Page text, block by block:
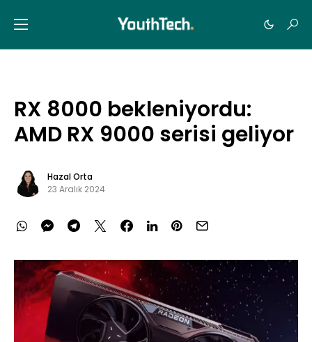
RX 8000 bekleniyordu:
AMD RX 9000 serisi geliyor
Hazal Orta
23 Aralık 2024